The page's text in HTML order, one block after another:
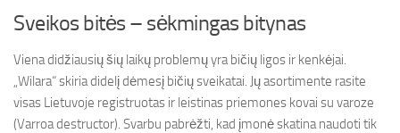
Sveikos bitės – sėkmingas bitynas
Viena didžiausių šių laikų problemų yra bičių ligos ir kenkėjai.
„Wilara“ skiria didelį dėmesį bičių sveikatai. Jų asortimente rasite
visas Lietuvoje registruotas ir leistinas priemones kovai su varoze
(Varroa destructor). Svarbu pabrėžti, kad įmonė skatina naudoti tik